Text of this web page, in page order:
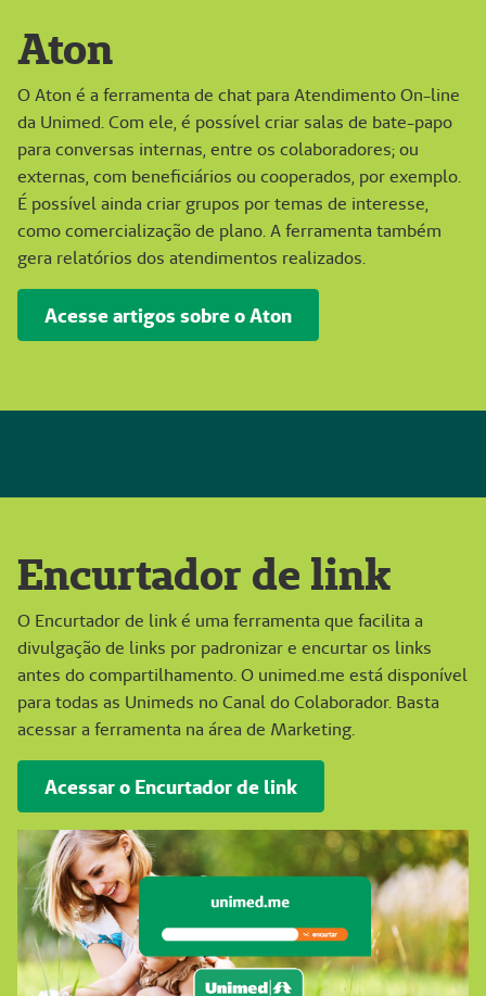
Aton
O Aton é a ferramenta de chat para Atendimento On-line
da Unimed. Com ele, é possível criar salas de bate-papo
para conversas internas, entre os colaboradores; ou
externas, com beneficiários ou cooperados, por exemplo.
É possível ainda criar grupos por temas de interesse,
como comercialização de plano. A ferramenta também
gera relatórios dos atendimentos realizados.
Acesse artigos sobre o Aton
Encurtador de link
O Encurtador de link é uma ferramenta que facilita a
divulgação de links por padronizar e encurtar os links
antes do compartilhamento. O unimed.me está disponível
para todas as Unimeds no Canal do Colaborador. Basta
acessar a ferramenta na área de Marketing.
Acessar o Encurtador de link